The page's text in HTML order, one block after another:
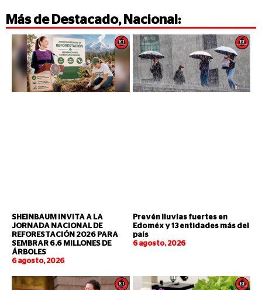
Más de Destacado, Nacional :
SHEINBAUM INVITA A LA
JORNADA NACIONAL DE
REFORESTACIÓN 2026 PARA
SEMBRAR 6.6 MILLONES DE
ÁRBOLES
6 agosto, 2026
Prevén lluvias fuertes en
Edoméx y 13 entidades más del
país
6 agosto, 2026